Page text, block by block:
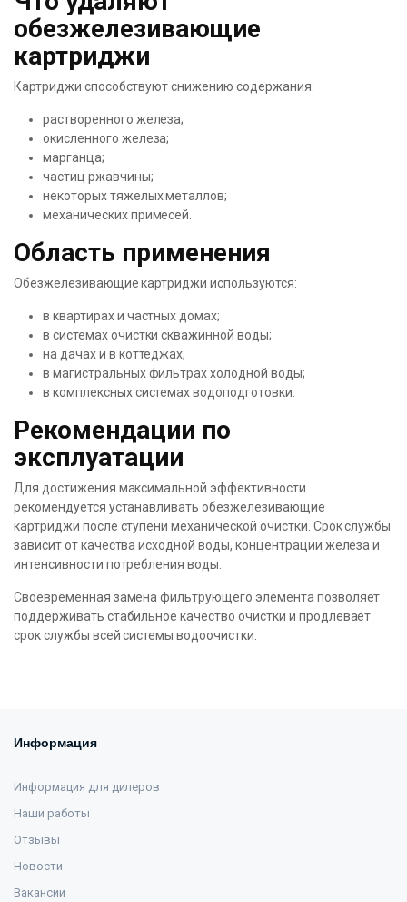
обезжелезивающие
картриджи
Картриджи способствуют снижению содержания:
растворенного железа;
окисленного железа;
марганца;
частиц ржавчины;
некоторых тяжелых металлов;
механических примесей.
Область применения
Обезжелезивающие картриджи используются:
в квартирах и частных домах;
в системах очистки скважинной воды;
на дачах и в коттеджах;
в магистральных фильтрах холодной воды;
в комплексных системах водоподготовки.
Рекомендации по
эксплуатации
Для достижения максимальной эффективности
рекомендуется устанавливать обезжелезивающие
картриджи после ступени механической очистки. Срок службы
зависит от качества исходной воды, концентрации железа и
интенсивности потребления воды.
Своевременная замена фильтрующего элемента позволяет
поддерживать стабильное качество очистки и продлевает
срок службы всей системы водоочистки.
Информация
Информация для дилеров
Наши работы
Отзывы
Новости
Вакансии